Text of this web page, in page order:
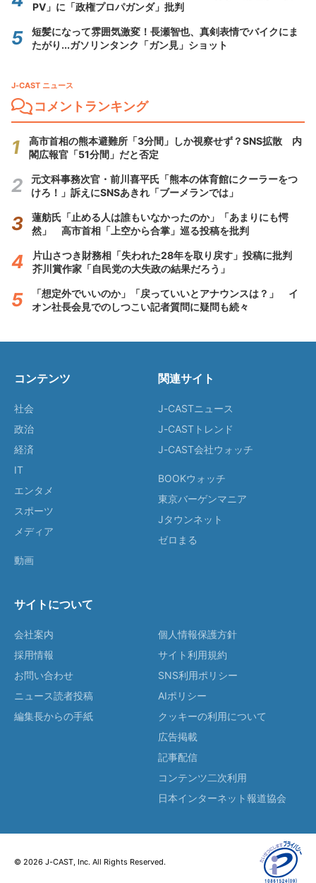
PV」に「政権プロパガンダ」批判
短髪になって雰囲気激変！長瀬智也、真剣表情でバイクにま
たがり...ガソリンタンク「ガン見」ショット
J-CAST ニュース
コメントランキング
高市首相の熊本避難所「3分間」しか視察せず？SNS拡散 内
閣広報官「51分間」だと否定
元文科事務次官・前川喜平氏「熊本の体育館にクーラーをつ
けろ！」訴えにSNSあきれ「ブーメランでは」
蓮舫氏「止める人は誰もいなかったのか」「あまりにも愕
然」 高市首相「上空から合掌」巡る投稿を批判
片山さつき財務相「失われた28年を取り戻す」投稿に批判
芥川賞作家「自民党の大失政の結果だろう」
「想定外でいいのか」「戻っていいとアナウンスは？」 イ
オン社長会見でのしつこい記者質問に疑問も続々
コンテンツ
社会
政治
経済
IT
エンタメ
スポーツ
メディア
動画
関連サイト
J-CASTニュース
J-CASTトレンド
J-CAST会社ウォッチ
BOOKウォッチ
東京バーゲンマニア
Jタウンネット
ゼロまる
サイトについて
会社案内
採用情報
お問い合わせ
ニュース読者投稿
編集長からの手紙
個人情報保護方針
サイト利用規約
SNS利用ポリシー
AIポリシー
クッキーの利用について
広告掲載
記事配信
コンテンツ二次利用
日本インターネット報道協会
© 2026 J-CAST, Inc. All Rights Reserved.